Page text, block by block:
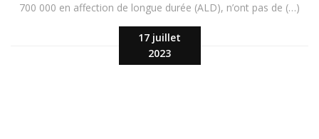
17 juillet
2023
700 000 en affection de longue durée (ALD), n’ont pas de (…)